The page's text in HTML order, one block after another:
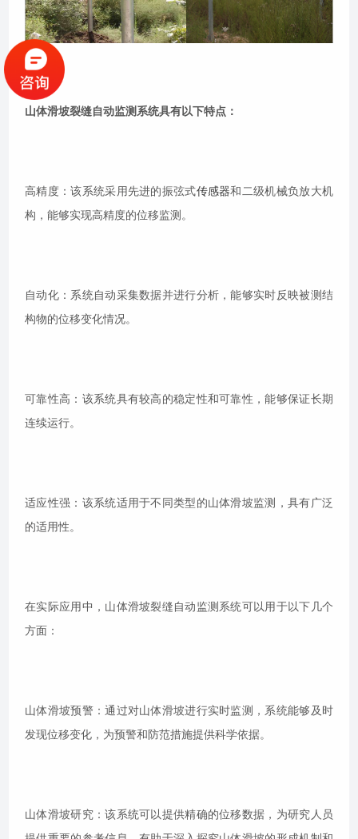
山体滑坡裂缝自动监测系统具有以下特点：
高精度：该系统采用先进的振弦式传感器和二级机械负放大机
构，能够实现高精度的位移监测。
自动化：系统自动采集数据并进行分析，能够实时反映被测结
构物的位移变化情况。
可靠性高：该系统具有较高的稳定性和可靠性，能够保证长期
连续运行。
适应性强：该系统适用于不同类型的山体滑坡监测，具有广泛
的适用性。
在实际应用中，山体滑坡裂缝自动监测系统可以用于以下几个
方面：
山体滑坡预警：通过对山体滑坡进行实时监测，系统能够及时
发现位移变化，为预警和防范措施提供科学依据。
山体滑坡研究：该系统可以提供精确的位移数据，为研究人员